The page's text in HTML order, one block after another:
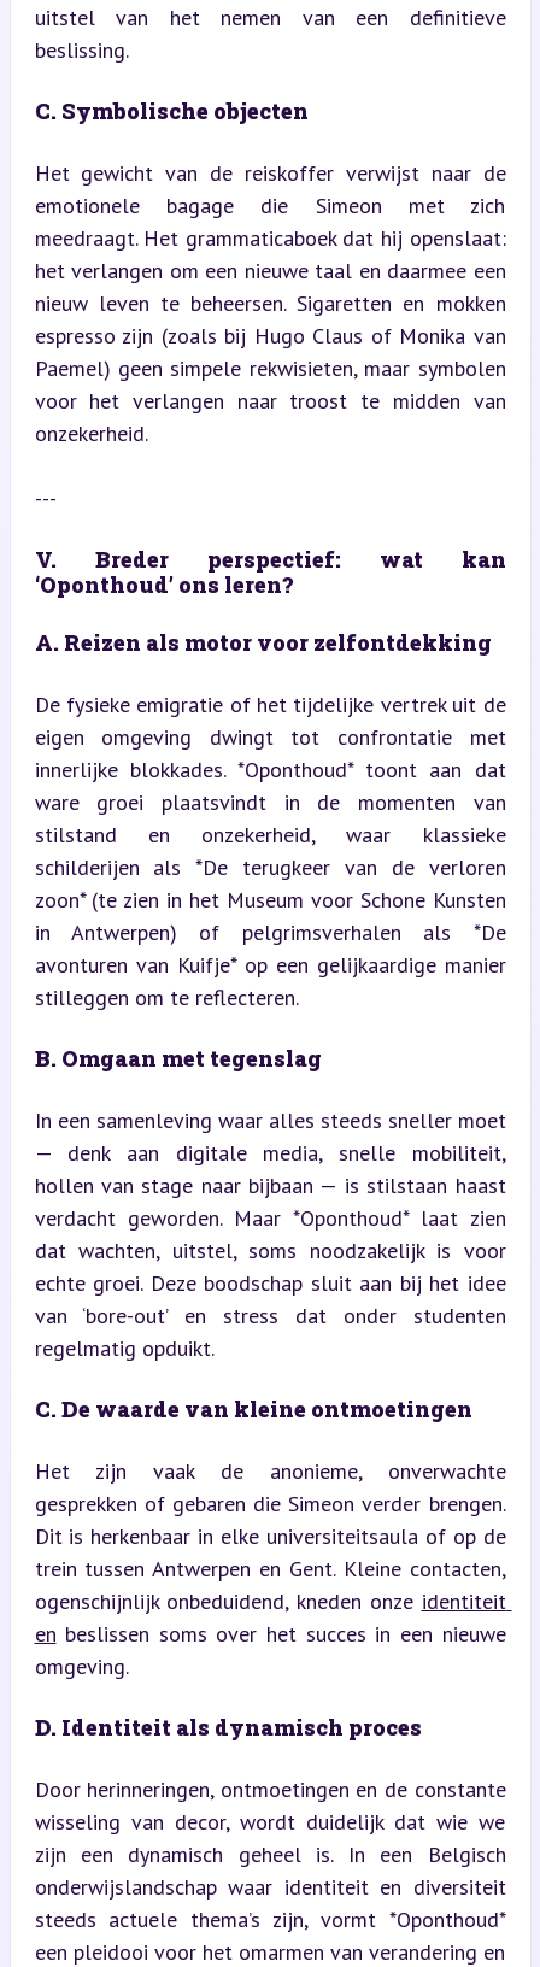
uitstel van het nemen van een definitieve
beslissing.
C. Symbolische objecten
Het gewicht van de reiskoffer verwijst naar de
emotionele bagage die Simeon met zich
meedraagt. Het grammaticaboek dat hij openslaat:
het verlangen om een nieuwe taal en daarmee een
nieuw leven te beheersen. Sigaretten en mokken
espresso zijn (zoals bij Hugo Claus of Monika van
Paemel) geen simpele rekwisieten, maar symbolen
voor het verlangen naar troost te midden van
onzekerheid.
---
V. Breder perspectief: wat kan
‘Oponthoud’ ons leren?
A. Reizen als motor voor zelfontdekking
De fysieke emigratie of het tijdelijke vertrek uit de
eigen omgeving dwingt tot confrontatie met
innerlijke blokkades. *Oponthoud* toont aan dat
ware groei plaatsvindt in de momenten van
stilstand en onzekerheid, waar klassieke
schilderijen als *De terugkeer van de verloren
zoon* (te zien in het Museum voor Schone Kunsten
in Antwerpen) of pelgrimsverhalen als *De
avonturen van Kuifje* op een gelijkaardige manier
stilleggen om te reflecteren.
B. Omgaan met tegenslag
In een samenleving waar alles steeds sneller moet
— denk aan digitale media, snelle mobiliteit,
hollen van stage naar bijbaan — is stilstaan haast
verdacht geworden. Maar *Oponthoud* laat zien
dat wachten, uitstel, soms noodzakelijk is voor
echte groei. Deze boodschap sluit aan bij het idee
van ‘bore-out’ en stress dat onder studenten
regelmatig opduikt.
C. De waarde van kleine ontmoetingen
Het zijn vaak de anonieme, onverwachte
gesprekken of gebaren die Simeon verder brengen.
Dit is herkenbaar in elke universiteitsaula of op de
trein tussen Antwerpen en Gent. Kleine contacten,
ogenschijnlijk onbeduidend, kneden onze identiteit
en beslissen soms over het succes in een nieuwe
omgeving.
D. Identiteit als dynamisch proces
Door herinneringen, ontmoetingen en de constante
wisseling van decor, wordt duidelijk dat wie we
zijn een dynamisch geheel is. In een Belgisch
onderwijslandschap waar identiteit en diversiteit
steeds actuele thema’s zijn, vormt *Oponthoud*
een pleidooi voor het omarmen van verandering en